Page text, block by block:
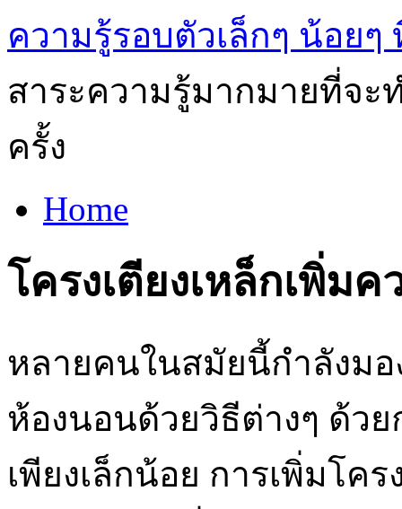
ความรู้รอบตัวเล็กๆ น้อย
สาระความรู้มากมายที่จะ
ครั้ง
Home
โครงเตียงเหล็กเพิ่ม
หลายคนในสมัยนี้กำลังม
ห้องนอนด้วยวิธีต่างๆ ด้วย
เพียงเล็กน้อย การเพิ่มโคร